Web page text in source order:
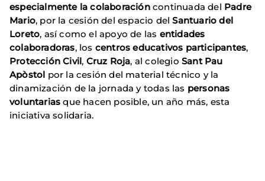
especialmente la colaboracióncontinuada del Padre
Mario, por la cesión del espacio delSantuario del
Loreto, así como el apoyo de las entidades
colaboradoras, los centros educativos participantes,
Protección Civil, Cruz Roja, al colegioSant Pau
Apòstol por la cesión del material técnico y la
dinamización de la jornada y todas las personas
voluntarias que hacen posible, un año más, esta
iniciativa solidaria.